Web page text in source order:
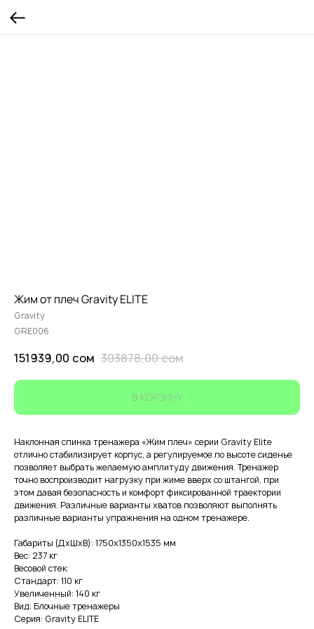
Жим от плеч Gravity ELITE
Gravity
GRE006
151939,00 сом 303878,00сом
В КОРЗИНУ
Наклонная спинка тренажера «Жим плеч» серии Gravity Elite
отлично стабилизирует корпус, а регулируемое по высоте сиденье
позволяет выбрать желаемую амплитуду движения. Тренажер
точно воспроизводит нагрузку при жиме вверх со штангой, при
этом давая безопасность и комфорт фиксированной траектории
движения. Различные варианты хватов позволяют выполнять
различные варианты упражнения на одном тренажере.
Габариты (ДхШхВ): 1750х1350х1535 мм
Вес: 237 кг
Весовой стек:
Стандарт: 110 кг
Увеличенный: 140 кг
Вид: Блочные тренажеры
Серия: Gravity ELITE